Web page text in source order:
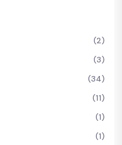
(2)
(3)
(34)
(11)
(1)
(1)